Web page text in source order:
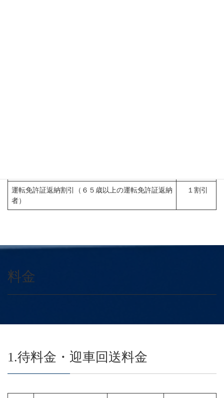
運転免許証返納割引（６５歳以上の運転免許証返納
者）
１割引
料金
1.待料金・迎車回送料金